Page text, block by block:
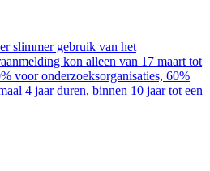
slimmer gebruik van het
kon alleen van 17 maart tot
voor onderzoeksorganisaties, 60%
4 jaar duren, binnen 10 jaar tot een